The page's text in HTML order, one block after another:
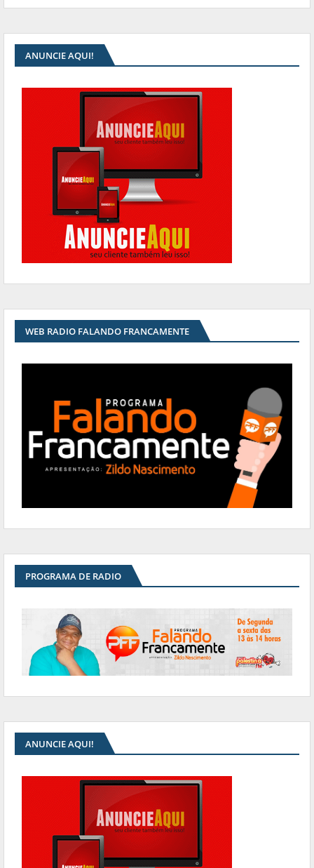
ANUNCIE AQUI!
WEB RADIO FALANDO FRANCAMENTE
PROGRAMA DE RADIO
ANUNCIE AQUI!